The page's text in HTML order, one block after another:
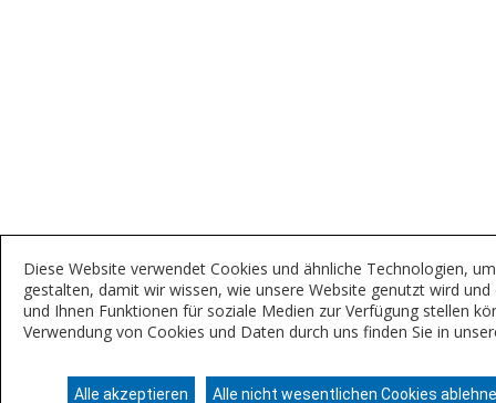
Diese Website verwendet Cookies und ähnliche Technologien,
gestalten, damit wir wissen, wie unsere Website genutzt wird
und Ihnen Funktionen für soziale Medien zur Verfügung stellen
Verwendung von Cookies und Daten durch uns finden Sie in
Alle akzeptieren Alle nicht wesentlichen Cookies